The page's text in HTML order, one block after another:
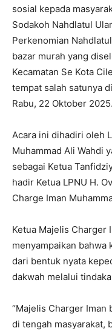
sosial kepada
Sodakoh Nahdlatul
Perkenomian
bazar murah yang
Kecamatan Se Kota
tempat salah satunya
Rabu, 22 Oktober 2025.
Acara ini dihadiri oleh
Muhammad Ali Wahdi
sebagai Ketua
hadir Ketua LPNU H.
Charge Iman
Ketua Majelis Charger
menyampaikan bahwa
dari bentuk nyata
dakwah melalui
“Majelis Charger
di tengah masyarakat,